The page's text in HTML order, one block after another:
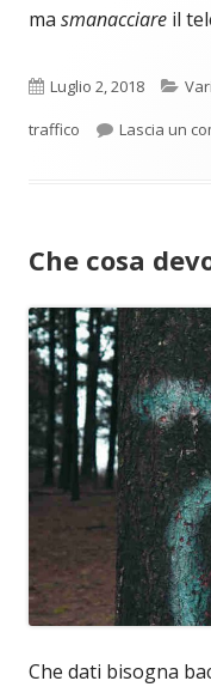
ma smanacciare il
Pubblicato
Luglio 2, 2018
traffico
Lascia un
Che cosa
Che dati bisogna